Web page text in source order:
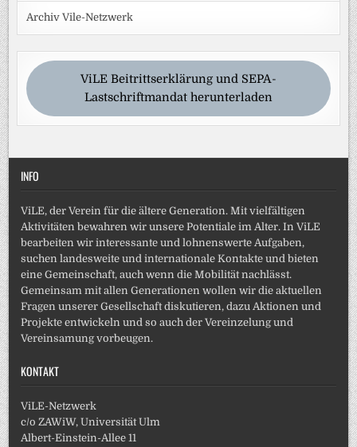
Archiv Vile-Netzwerk
ViLE Beitrittserklärung und SEPA-
Lastschriftmandat herunterladen
INFO
ViLE, der Verein für die ältere Generation. Mit vielfältigen
Aktivitäten bewahren wir unsere Potentiale im Alter. In ViLE
bearbeiten wir interessante und lohnenswerte Aufgaben,
suchen landesweite und internationale Kontakte und bieten
eine Gemeinschaft, auch wenn die Mobilität nachlässt.
Gemeinsam mit allen Generationen wollen wir die aktuellen
Fragen unserer Gesellschaft diskutieren, dazu Aktionen und
Projekte entwickeln und so auch der Vereinzelung und
Vereinsamung vorbeugen.
KONTAKT
ViLE-Netzwerk
c/o ZAWiW, Universität Ulm
Albert-Einstein-Allee 11